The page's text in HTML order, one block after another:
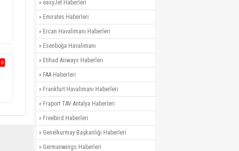
0
» easyJet Haberleri
» Emirates Haberleri
» Ercan Havalimanı Haberleri
» Esenboğa Havalimanı
» Etihad Airways Haberleri
» FAA Haberleri
» Frankfurt Havalimanı Haberleri
» Fraport TAV Antalya Haberleri
» Freebird Haberleri
» Genelkurmay Başkanlığı Haberleri
» Germanwings Haberleri